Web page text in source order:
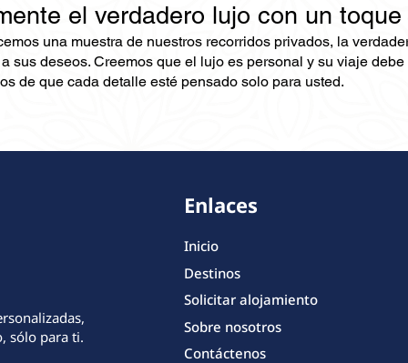
el verdadero lujo con un
una muestra de nuestros recorridos privados, la
sus deseos. Creemos que el lujo es personal y su viaje
de que cada detalle esté pensado solo para usted.
sólo para ti.
Enlaces
Inicio
Destinos
Solicitar alojamiento
Sobre nosotros
Contáctenos